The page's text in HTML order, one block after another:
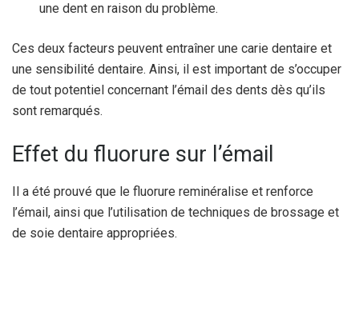
une dent en raison du problème.
Ces deux facteurs peuvent entraîner une carie dentaire et
une sensibilité dentaire. Ainsi, il est important de s’occuper
de tout potentiel concernant l’émail des dents dès qu’ils
sont remarqués.
Effet du fluorure sur l’émail
Il a été prouvé que le fluorure reminéralise et renforce
l’émail, ainsi que l’utilisation de techniques de brossage et
de soie dentaire appropriées.